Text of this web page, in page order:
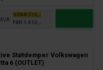
SPAR 510,-
FØR 1.413,-
Støtdemper Volkswagen
6 (OUTLET)